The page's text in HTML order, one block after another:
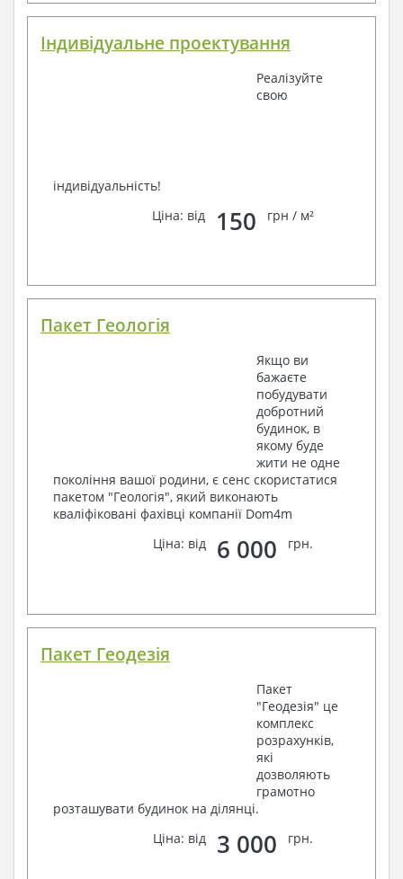
Індивідуальне проектування
Реалізуйте
свою
індивідуальність!
Ціна: від
150 грн / м²
Пакет Геологія
Якщо ви
бажаєте
побудувати
добротний
будинок, в
якому буде
жити не одне
покоління вашої родини, є сенс скористатися
пакетом "Геологія", який виконають
кваліфіковані фахівці компанії Dom4m
Ціна: від
6 000 грн.
Пакет Геодезія
Пакет
"Геодезія" це
комплекс
розрахунків,
які
дозволяють
грамотно
розташувати будинок на ділянці.
Ціна: від
3 000 грн.